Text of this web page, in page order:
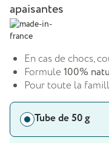
apaisantes
En cas de chocs,
Formule 100%
Pour toute la
Tube de 50 g